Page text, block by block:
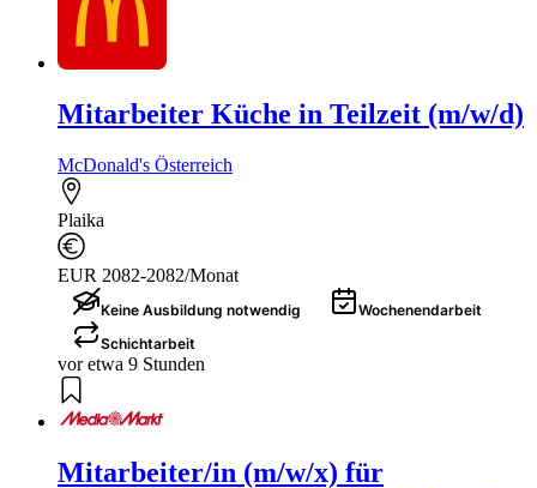
Mitarbeiter Küche in Teilzeit (m/w/d)
McDonald's Österreich
Plaika
EUR 2082-2082/Monat
Keine Ausbildung notwendig
Wochenendarbeit
Schichtarbeit
vor etwa 9 Stunden
Mitarbeiter/in (m/w/x) für